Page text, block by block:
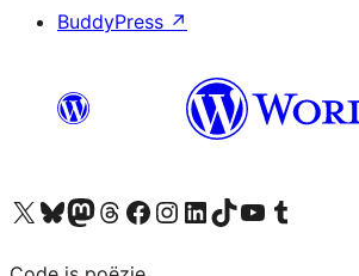
BuddyPress ↗
Bezoek ons X (voorheen Twitter) account
Bezoek ons Bluesky account
Bezoek ons Mastodon account
Bezoek ons Threads account
Onze Facebook pagina bezoeken
Bezoek ons Instagram account
Bezoek ons LinkedIn account
Bezoek ons TikTok account
Bezoek ons YouTube kanaalBezoek ons Tumblr account